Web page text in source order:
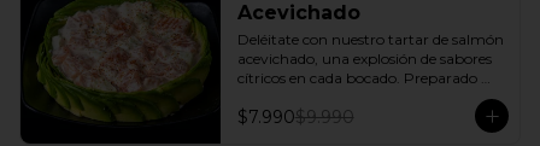
Acevichado
Deléitate con nuestro tartar de salmón
acevichado, una explosión de sabores
cítricos en cada bocado. Preparado
con una base de pepino fresco y palta
cremosa, este plato es el equilibrio
perfecto. Incluye: 1 Salsa de Soya 30ML
$7.990$9.990